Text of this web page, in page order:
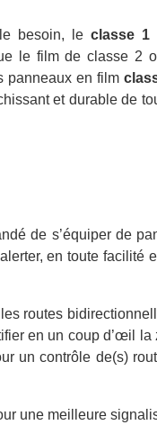
le besoin, leclasse 1
le film de classe 2
panneaux en film
et durable de
de s’équiper de
en toute facilité
routes
en un coup d’œil la
un contrôle de(s)
une meilleure